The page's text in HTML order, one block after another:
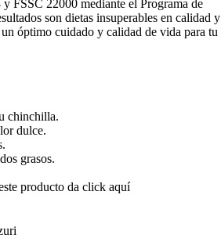
FSSC 22000 mediante el Programa de
son dietas insuperables en calidad y
óptimo cuidado y calidad de vida para tu
chinchilla.
dulce.
grasos.
producto da click aquí